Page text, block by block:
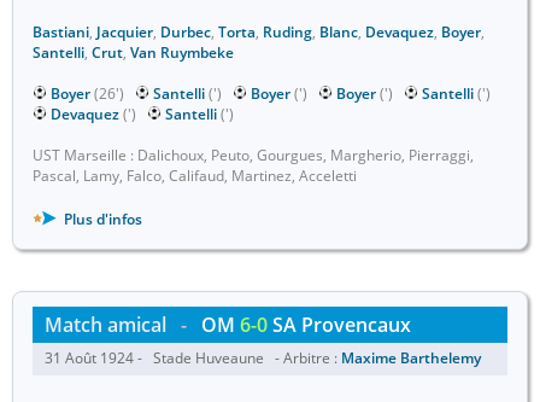
Bastiani, Jacquier, Durbec, Torta, Ruding, Blanc, Devaquez, Boyer,
Santelli, Crut, Van Ruymbeke
Boyer(26') Santelli(') Boyer(') Boyer(') Santelli(')
Devaquez(') Santelli(')
UST Marseille : Dalichoux, Peuto, Gourgues, Margherio, Pierraggi,
Pascal, Lamy, Falco, Califaud, Martinez, Acceletti
Plus d'infos
Match amical - OM 6-0SA Provencaux
31 Août 1924 - Stade Huveaune - Arbitre : Maxime Barthelemy